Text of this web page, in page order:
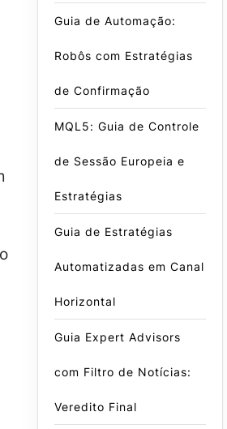
Guia de Automação:
Robôs com Estratégias
de Confirmação
MQL5: Guia de Controle
de Sessão Europeia e
Estratégias
Guia de Estratégias
Automatizadas em Canal
Horizontal
Guia Expert Advisors
com Filtro de Notícias:
Veredito Final